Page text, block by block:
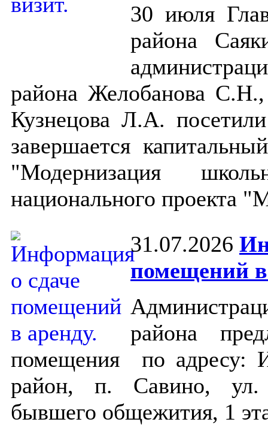
30 июля
района
района Желобанова С.Н.,
Кузнецова Л.А.
завершается
"Модернизация
национального проекта
31.07.2026
помещений в
района
помещения по адресу:
район, п. Савино, ул.
бывшего общежития, 1